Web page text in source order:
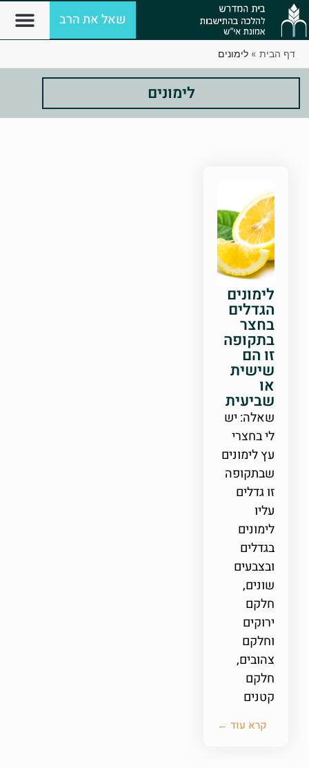
שאל את הרב
דף הבית » לימונים
לימונים
לימונים
הגדלים
בחצר
בתקופה
זו הם
שישית
או
שביעית
שאלה: יש
לי בחצרי
עץ לימונים
שבתקופה
זו גדלים
עליו
לימונים
בגדלים
ובצבעים
שונים,
חלקם
ירוקים
וחלקם
צהובים,
חלקם
קטנים
קרא עוד ←